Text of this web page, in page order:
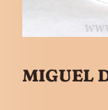
MIGUEL